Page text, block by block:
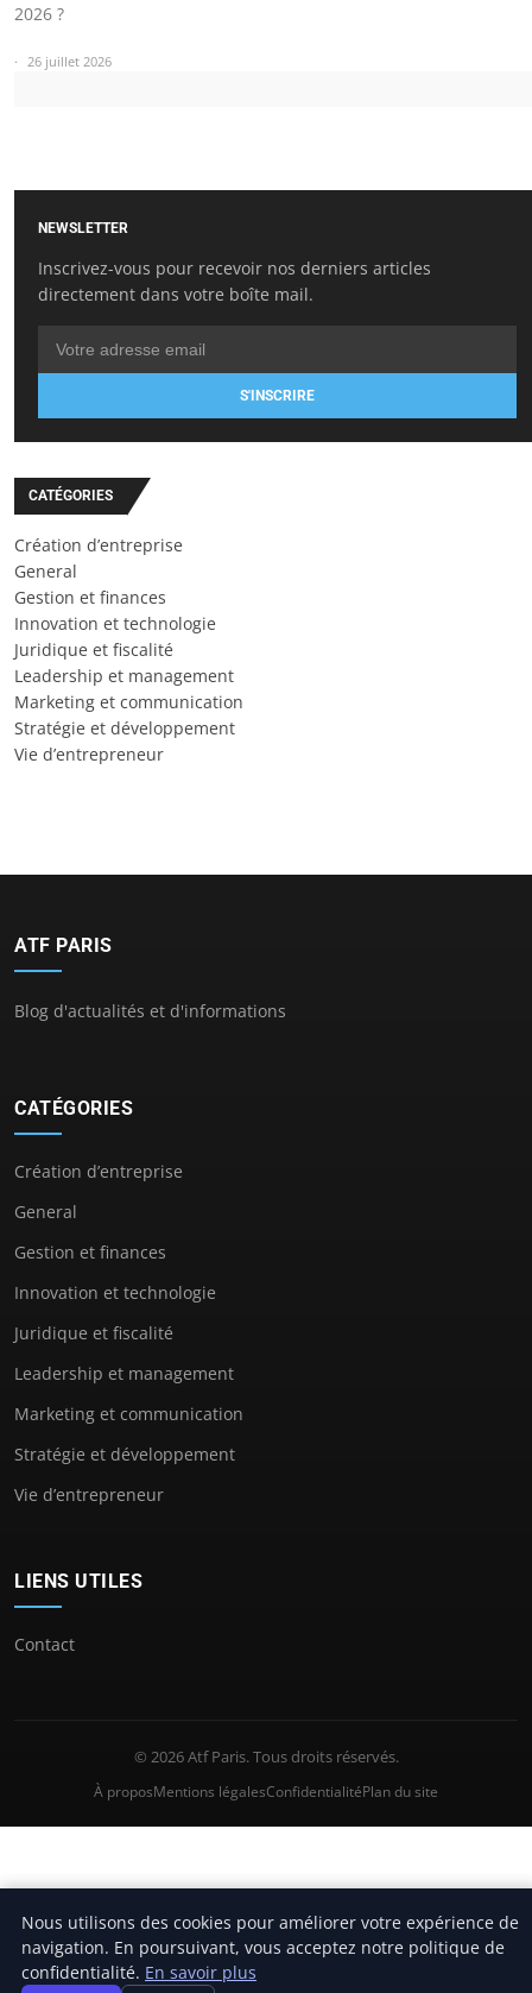
2026 ?
26 juillet 2026
NEWSLETTER
Inscrivez-vous pour recevoir nos derniers articles
directement dans votre boîte mail.
S'INSCRIRE
CATÉGORIES
Création d’entreprise
General
Gestion et finances
Innovation et technologie
Juridique et fiscalité
Leadership et management
Marketing et communication
Stratégie et développement
Vie d’entrepreneur
ATF PARIS
Blog d'actualités et d'informations
CATÉGORIES
Création d’entreprise
General
Gestion et finances
Innovation et technologie
Juridique et fiscalité
Leadership et management
Marketing et communication
Stratégie et développement
Vie d’entrepreneur
LIENS UTILES
Contact
© 2026 Atf Paris. Tous droits réservés.
À proposMentions légalesConfidentialitéPlan du site
Nous utilisons des cookies pour améliorer votre expérience de
navigation. En poursuivant, vous acceptez notre politique de
confidentialité. En savoir plus